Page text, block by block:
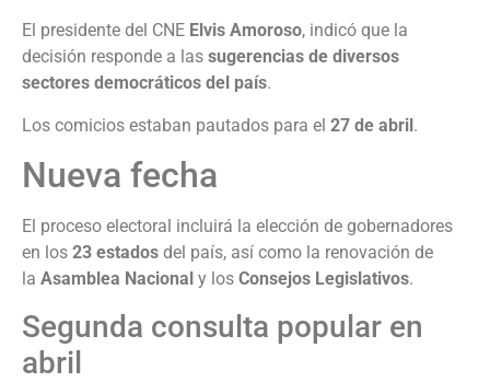
El presidente del CNE Elvis Amoroso, indicó que la
decisión responde a las sugerencias de diversos
sectores democráticos del país.
Los comicios estaban pautados para el 27 de abril.
Nueva fecha
El proceso electoral incluirá la elección de gobernadores
en los 23 estados del país, así como la renovación de
la Asamblea Nacional y los Consejos Legislativos.
Segunda consulta popular en
abril